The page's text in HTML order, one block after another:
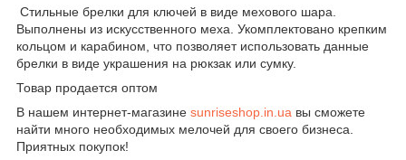
Стильные брелки для ключей в виде мехового шара.
Выполнены из искусственного меха. Укомплектовано крепким
кольцом и карабином, что позволяет использовать данные
брелки в виде украшения на рюкзак или сумку.
Товар продается оптом
В нашем интернет-магазине sunriseshop.in.ua вы сможете
найти много необходимых мелочей для своего бизнеса.
Приятных покупок!